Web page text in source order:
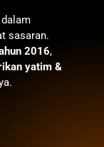
sasaran.
2016,
yatim &